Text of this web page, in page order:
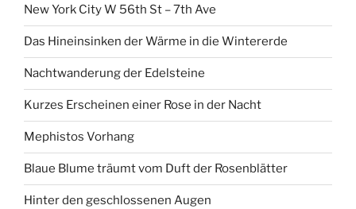
New York City W 56th St – 7th Ave
Das Hineinsinken der Wärme in die Wintererde
Nachtwanderung der Edelsteine
Kurzes Erscheinen einer Rose in der Nacht
Mephistos Vorhang
Blaue Blume träumt vom Duft der Rosenblätter
Hinter den geschlossenen Augen